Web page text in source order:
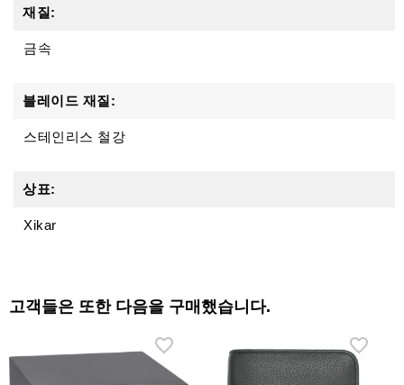
재질:
금속
블레이드 재질:
스테인리스 철강
상표:
Xikar
고객들은 또한 다음을 구매했습니다.